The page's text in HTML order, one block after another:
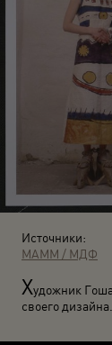
Источники:
МАММ / МДФ
Художник
своего